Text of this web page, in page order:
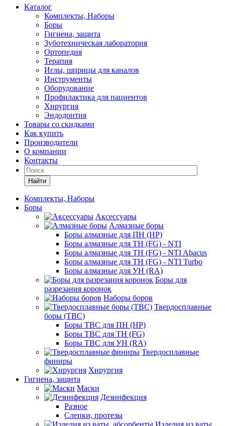
Каталог
Комплекты, Наборы
Боры
Гигиена, защита
Зуботехническая лаборатория
Ортопедия
Терапия
Иглы, шприцы для каналов
Инструменты
Оборудование
Профилактика для пациентов
Хирургия
Эндодонтия
Товары со скидками
Как купить
Производители
О компании
Контакты
Найти
Комплекты, Наборы
Боры
Аксессуары
Алмазные боры
Боры алмазные для ПН (HP)
Боры алмазные для ТН (FG) - NTI
Боры алмазные для ТН (FG) - NTI Abacus
Боры алмазные для ТН (FG) - NTI Turbo
Боры алмазные для УН (RA)
Боры для
разрезания коронок
Наборы боров
Твердосплавные
боры (ТВС)
Боры ТВС для ПН (HP)
Боры ТВС для ТН (FG)
Боры ТВС для УН (RA)
Твердосплавные
финиры
Хирургия
Гигиена, защита
Маски
Дезинфекция
Разное
Слепки, протезы
Изделия из ваты,